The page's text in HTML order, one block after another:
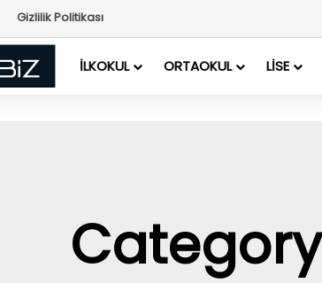
Gizlilik Politikası
İLKOKUL ORTAOKUL LİSE